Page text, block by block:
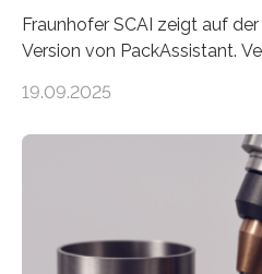
Fraunhofer SCAI zeigt auf
Version von PackAssistant.
Automobil, Maschinenbau
Teile als eine Einheit
der Benutzer vorgeben und
über die Positionierung der
besser in spezifische
19.09.2025